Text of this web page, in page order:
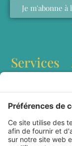
Je m'abonne
Services
interculturelles
Ateliers de
Création de
contenu